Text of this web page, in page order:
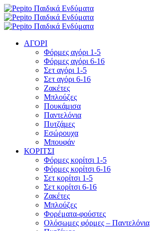
ΑΓΟΡΙ
Φόρμες αγόρι 1-5
Φόρμες αγόρι 6-16
Σετ αγόρι 1-5
Σετ αγόρι 6-16
Ζακέτες
Μπλούζες
Πουκάμισα
Παντελόνια
Πυτζάμες
Εσώρουχα
Μπουφάν
ΚΟΡΙΤΣΙ
Φόρμες κορίτσι 1-5
Φόρμες κορίτσι 6-16
Σετ κορίτσι 1-5
Σετ κορίτσι 6-16
Ζακέτες
Μπλούζες
Φορέματα-φούστες
Ολόσωμες φόρμες – Παντελόνια